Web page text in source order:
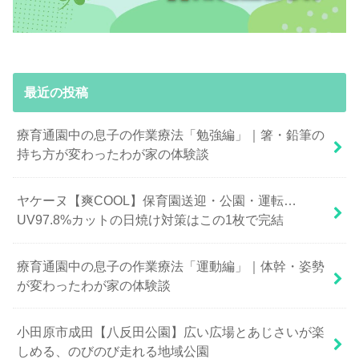
最近の投稿
療育通園中の息子の作業療法「勉強編」｜箸・鉛筆の
持ち方が変わったわが家の体験談
ヤケーヌ【爽COOL】保育園送迎・公園・運転…
UV97.8%カットの日焼け対策はこの1枚で完結
療育通園中の息子の作業療法「運動編」｜体幹・姿勢
が変わったわが家の体験談
小田原市成田【八反田公園】広い広場とあじさいが楽
しめる、のびのび走れる地域公園